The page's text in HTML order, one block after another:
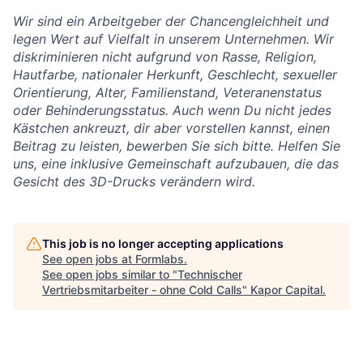
Wir sind ein Arbeitgeber der Chancengleichheit und
legen Wert auf Vielfalt in unserem Unternehmen. Wir
diskriminieren nicht aufgrund von Rasse, Religion,
Hautfarbe, nationaler Herkunft, Geschlecht, sexueller
Orientierung, Alter, Familienstand, Veteranenstatus
oder Behinderungsstatus. Auch wenn Du nicht jedes
Kästchen ankreuzt, dir aber vorstellen kannst, einen
Beitrag zu leisten, bewerben Sie sich bitte. Helfen Sie
uns, eine inklusive Gemeinschaft aufzubauen, die das
Gesicht des 3D-Drucks verändern wird.
This job is no longer accepting applications
See open jobs at Formlabs.
See open jobs similar to "Technischer
Vertriebsmitarbeiter - ohne Cold Calls" Kapor Capital.